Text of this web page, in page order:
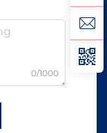
0/1000